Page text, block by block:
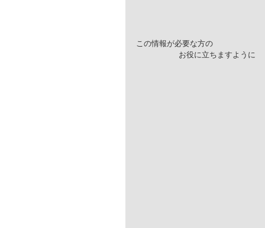
この情報が必要な方の
お役に立ちますように